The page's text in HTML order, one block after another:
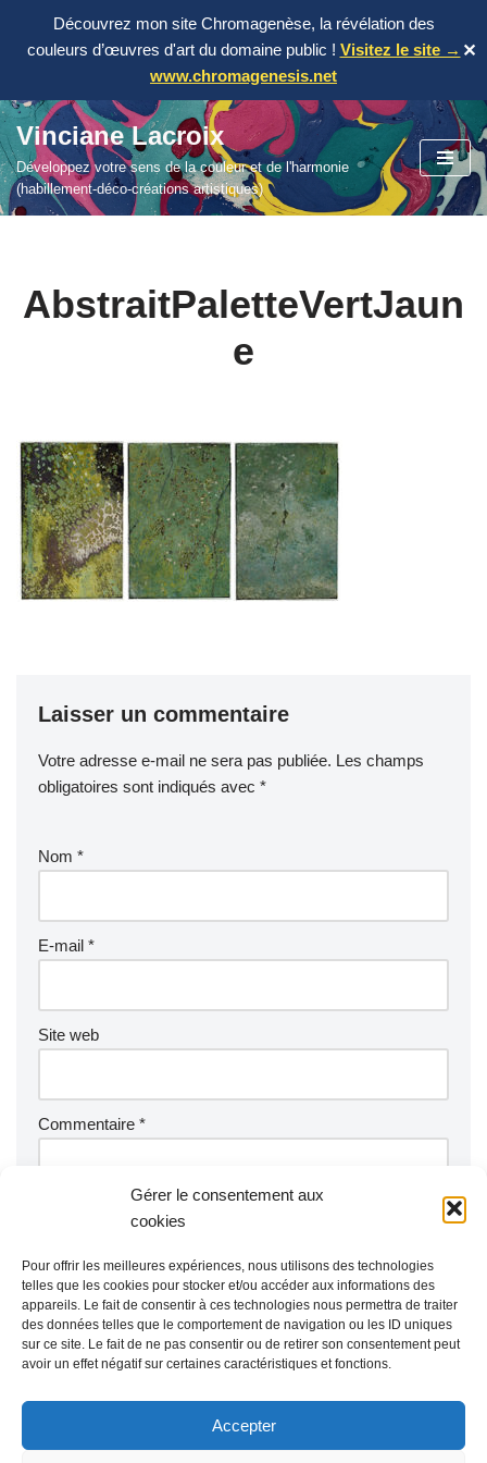
Gérer le consentement aux
cookies
Pour offrir les meilleures expériences, nous utilisons des technologies
telles que les cookies pour stocker et/ou accéder aux informations des
appareils. Le fait de consentir à ces technologies nous permettra de traiter
des données telles que le comportement de navigation ou les ID uniques
sur ce site. Le fait de ne pas consentir ou de retirer son consentement peut
avoir un effet négatif sur certaines caractéristiques et fonctions.
Accepter
Découvrez mon site Chromagenèse, la révélation des
couleurs d’œuvres d'art du domaine public ! Visitez le site →
www.chromagenesis.net
✕
Aller
au
contenu
Vinciane Lacroix
Développez votre sens de la couleur et de l'harmonie
(habillement-déco-créations artistiques)
AbstraitPaletteVertJaun
e
Laisser un commentaire
Votre adresse e-mail ne sera pas publiée. Les champs
obligatoires sont indiqués avec *
Nom *
E-mail *
Site web
Commentaire *